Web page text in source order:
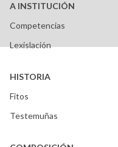
A INSTITUCIÓN
Competencias
Lexislación
HISTORIA
Fitos
Testemuñas